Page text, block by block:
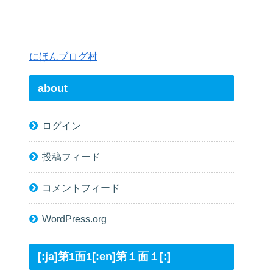
にほんブログ村
about
ログイン
投稿フィード
コメントフィード
WordPress.org
[:ja]第1面1[:en]第１面１[:]